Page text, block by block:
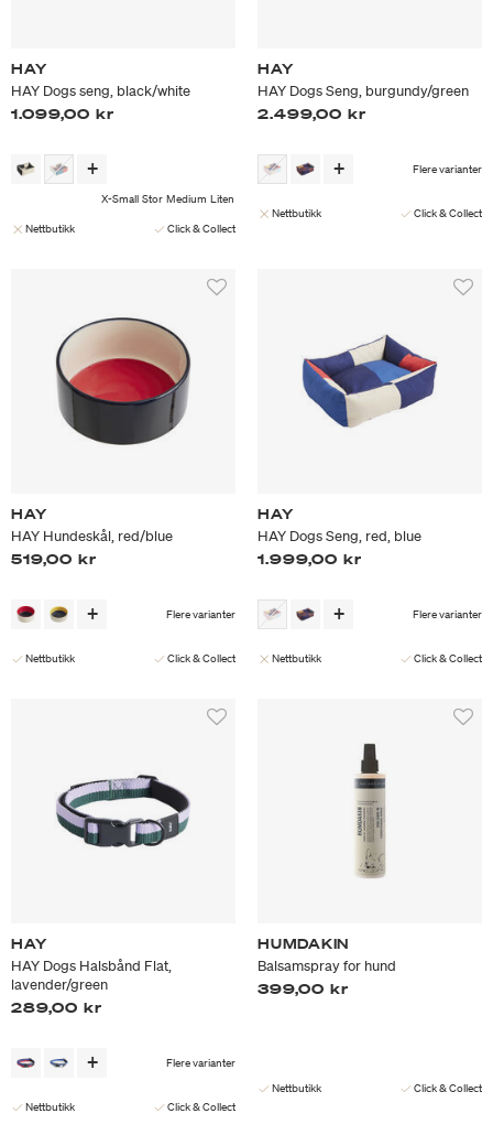
HAY
HAY Dogs seng, black/white
1.099,00 kr
X-Small Stor Medium Liten
Nettbutikk
Click & Collect
HAY
HAY Dogs Seng, burgundy/green
2.499,00 kr
Flere varianter
Nettbutikk Click & Collect
HAY
HAY Hundeskål, red/blue
519,00 kr
Flere varianter
Nettbutikk Click & Collect
HAY
HAY Dogs Seng, red, blue
1.999,00 kr
Flere varianter
Nettbutikk Click & Collect
HAY
HAY Dogs Halsbånd Flat,
lavender/green
289,00 kr
Flere varianter
Nettbutikk Click & Collect
HUMDAKIN
Balsamspray for hund
399,00 kr
Nettbutikk Click & Collect